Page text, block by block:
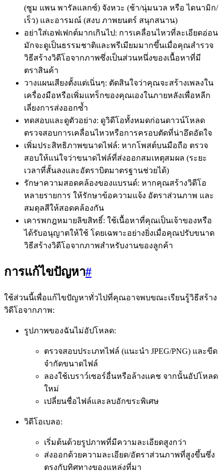
(ซูม แพน พารัลแลกซ์) จังหวะ (ช้า/นุ่มนวล หรือ ไดนามิก/
เร็ว) และอารมณ์ (สงบ ภาพยนตร์ สนุกสนาน)
อย่าใส่เอฟเฟกต์มากเกินไป: การเคลื่อนไหวที่ละเอียดอ่อน
มักจะดูเป็นธรรมชาติและพรีเมียมมากขึ้นเมื่อคุณสำรวจ
วิธีสร้างวิดีโอจากภาพซึ่งเป็นส่วนหนึ่งของเนื้อหาที่มี
ตราสินค้า
วางแผนเสียงตั้งแต่เนิ่นๆ: ตัดสินใจว่าคุณจะสร้างเพลงใน
เครื่องมือหรือเพิ่มแทร็กของคุณเองในภายหลังเพื่อหลีก
เลี่ยงการส่งออกซ้ำ
ทดสอบและดูตัวอย่าง: ดูวิดีโอทั้งหมดก่อนดาวน์โหลด
ตรวจสอบการเคลื่อนไหวหรือการครอบตัดที่น่าอึดอัดใจ
เพิ่มประสิทธิภาพขนาดไฟล์: หากโพสต์บนมือถือ ตรวจ
สอบให้แน่ใจว่าขนาดไฟล์ที่ส่งออกสมเหตุสมผล (ระยะ
เวลาที่สั้นลงและอัตราบิตมาตรฐานช่วยได้)
รักษาความสอดคล้องของแบรนด์: หากคุณสร้างวิดีโอ
หลายรายการ ให้รักษาข้อความแจ้ง อัตราส่วนภาพ และ
สมดุลสีให้สอดคล้องกัน
เคารพกฎหมายลิขสิทธิ์: ใช้เนื้อหาที่คุณเป็นเจ้าของหรือ
ได้รับอนุญาตให้ใช้ โดยเฉพาะอย่างยิ่งเมื่อคุณปรับขนาด
วิธีสร้างวิดีโอจากภาพสำหรับงานของลูกค้า
การแก้ไขปัญหา#
ใช้ส่วนนี้เพื่อแก้ไขปัญหาทั่วไปที่คุณอาจพบขณะเรียนรู้วิธีสร้าง
วิดีโอจากภาพ:
รูปภาพของฉันไม่อัปโหลด:
ตรวจสอบประเภทไฟล์ (แนะนำ JPEG/PNG) และขีด
จำกัดขนาดไฟล์
ลองใช้เบราว์เซอร์อื่นหรือล้างแคช จากนั้นอัปโหลด
ใหม่
เปลี่ยนชื่อไฟล์และลบอักขระพิเศษ
วิดีโอเบลอ:
เริ่มต้นด้วยรูปภาพที่มีความละเอียดสูงกว่า
ส่งออกด้วยความละเอียด/อัตราส่วนภาพที่สูงขึ้นซึ่ง
ตรงกับทิศทางของแหล่งที่มา